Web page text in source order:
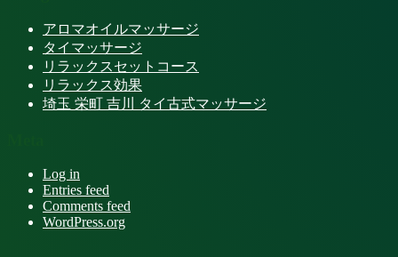
アロマオイルマッサージ
タイマッサージ
リラックスセットコース
リラックス効果
埼玉 栄町 吉川 タイ古式マッサージ
Log in
Entries feed
Comments feed
WordPress.org